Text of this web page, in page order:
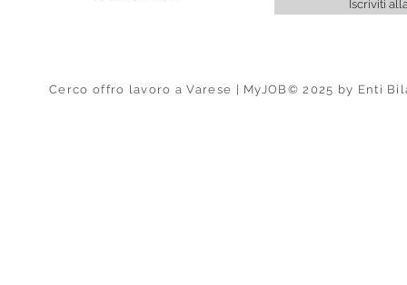
Iscriviti
Cerco offro lavoro a Varese | MyJOB© 2025 by Enti